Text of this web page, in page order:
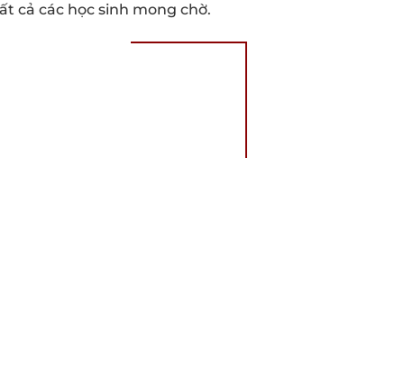
cả các học sinh mong chờ.